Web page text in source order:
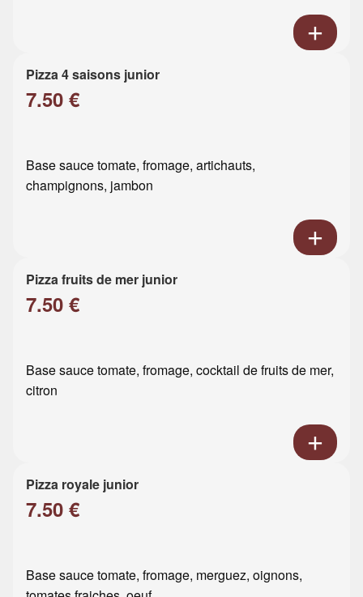
Pizza 4 saisons junior
7.50 €
Base sauce tomate, fromage, artichauts,
champignons, jambon
Pizza fruits de mer junior
7.50 €
Base sauce tomate, fromage, cocktail de fruits de mer,
citron
Pizza royale junior
7.50 €
Base sauce tomate, fromage, merguez, oignons,